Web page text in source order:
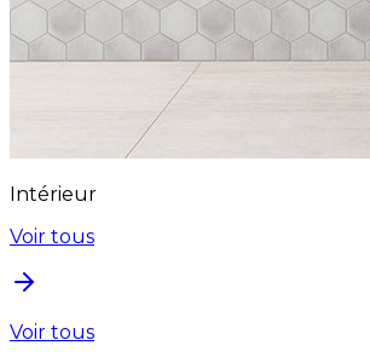
Intérieur
Voir tous
Voir tous